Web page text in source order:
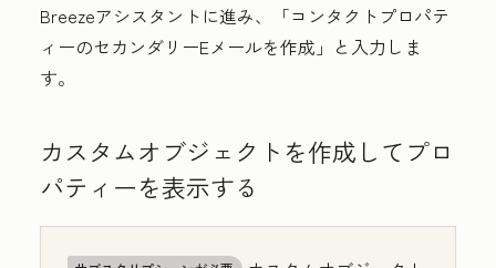
Breezeアシスタントに進み、「コンタクトプロパテ
ィーのセカンダリーEメールを作成」と入力しま
す。
カスタムオブジェクトを作成してプロ
パティーを表示する